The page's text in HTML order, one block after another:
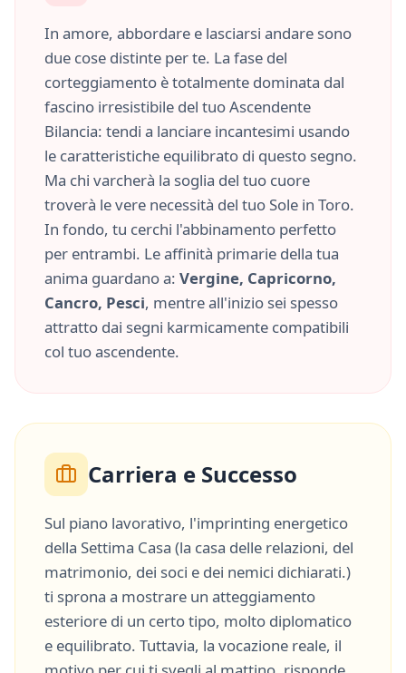
In amore, abbordare e lasciarsi andare sono
due cose distinte per te. La fase del
corteggiamento è totalmente dominata dal
fascino irresistibile del tuo Ascendente
Bilancia: tendi a lanciare incantesimi usando
le caratteristiche equilibrato di questo segno.
Ma chi varcherà la soglia del tuo cuore
troverà le vere necessità del tuo Sole in Toro.
In fondo, tu cerchi l'abbinamento perfetto
per entrambi. Le affinità primarie della tua
anima guardano a: Vergine, Capricorno,
Cancro, Pesci, mentre all'inizio sei spesso
attratto dai segni karmicamente compatibili
col tuo ascendente.
Carriera e Successo
Sul piano lavorativo, l'imprinting energetico
della Settima Casa (la casa delle relazioni, del
matrimonio, dei soci e dei nemici dichiarati.)
ti sprona a mostrare un atteggiamento
esteriore di un certo tipo, molto diplomatico
e equilibrato. Tuttavia, la vocazione reale, il